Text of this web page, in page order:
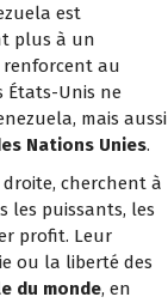
est
plus à un
renforcent au
États-Unis ne
mais aussi
Nations Unies.
cherchent à
les puissants, les
profit. Leur
ou la liberté des
du monde, en